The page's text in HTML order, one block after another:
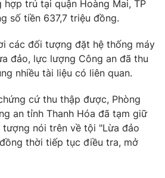
trú tại quận Hoàng Mai, TP
số tiền 637,7 triệu đồng.
các đối tượng đặt hệ thống máy
đảo, lực lượng Công an đã thu
nhiều tài liệu có liên quan.
cứ thu thập được, Phòng
an tỉnh Thanh Hóa đã tạm giữ
nói trên về tội "Lừa đảo
thời tiếp tục điều tra, mở